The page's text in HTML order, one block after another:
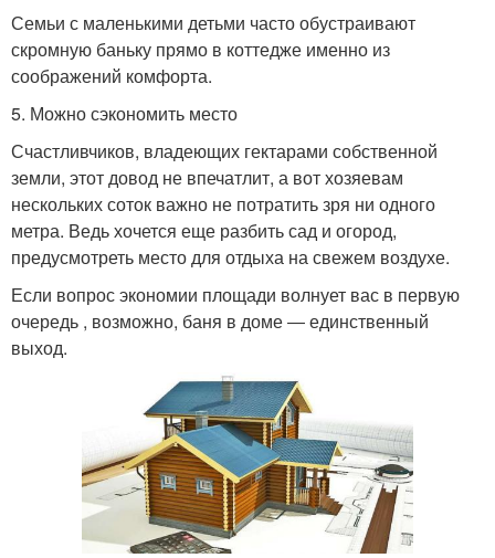
Семьи с маленькими детьми часто обустраивают
скромную баньку прямо в коттедже именно из
соображений комфорта.
5. Можно сэкономить место
Счастливчиков, владеющих гектарами собственной
земли, этот довод не впечатлит, а вот хозяевам
нескольких соток важно не потратить зря ни одного
метра. Ведь хочется еще разбить сад и огород,
предусмотреть место для отдыха на свежем воздухе.
Если вопрос экономии площади волнует вас в первую
очередь , возможно, баня в доме ― единственный
выход.